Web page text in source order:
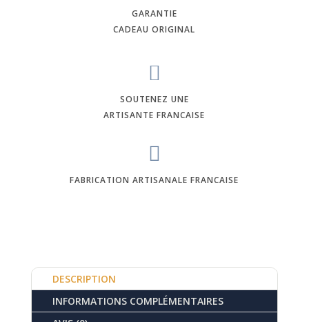
GARANTIE
CADEAU ORIGINAL

SOUTENEZ UNE
ARTISANTE FRANCAISE

FABRICATION ARTISANALE FRANCAISE
DESCRIPTION
INFORMATIONS COMPLÉMENTAIRES